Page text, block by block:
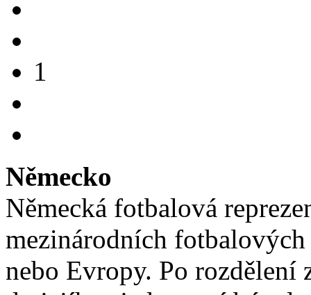
1
Německo
Německá fotbalová
mezinárodních
nebo Evropy. Po rozdělení